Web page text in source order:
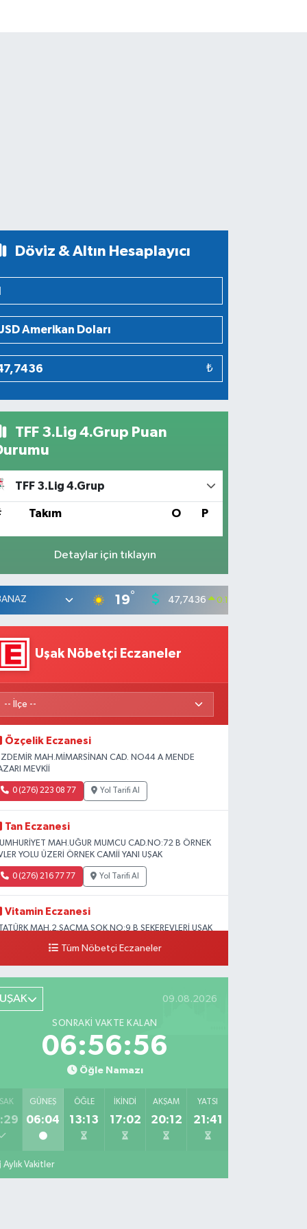
Döviz & Altın Hesaplayıcı
₺
TFF 3.Lig 4.Grup Puan
TFF 3.Lig 4.Grup
Takım O P
Detaylar için tıklayın
19° 47,7436 0.18
Uşak Nöbetçi Eczaneler
Özçelik Eczanesi
MAH.MİMARSİNAN CAD. NO44 A MENDE
MEVKİİ
0 (276) 223 08 77 Yol Tarifi Al
Tan Eczanesi
MAH.UĞUR MUMCU CAD.NO:72 B ÖRNEK
YOLU ÜZERİ ÖRNEK CAMİİ YANI UŞAK
0 (276) 216 77 77 Yol Tarifi Al
Vitamin Eczanesi
MAH.2.SAÇMA SOK.NO:9 B ŞEKEREVLERİ UŞAK
Tüm Nöbetçi Eczaneler
09.08.2026
SONRAKI VAKTE KALAN
06:56:55
Öğle Namazı
GÜNEŞ
06:04
ÖĞLE
13:13
İKINDI
17:02
AKŞAM
20:12
YATSI
21:41
Aylık Vakitler